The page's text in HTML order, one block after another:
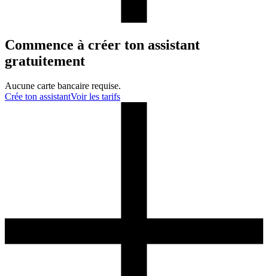
Commence à créer ton assistant
gratuitement
Aucune carte bancaire requise.
Crée ton assistantVoir les tarifs